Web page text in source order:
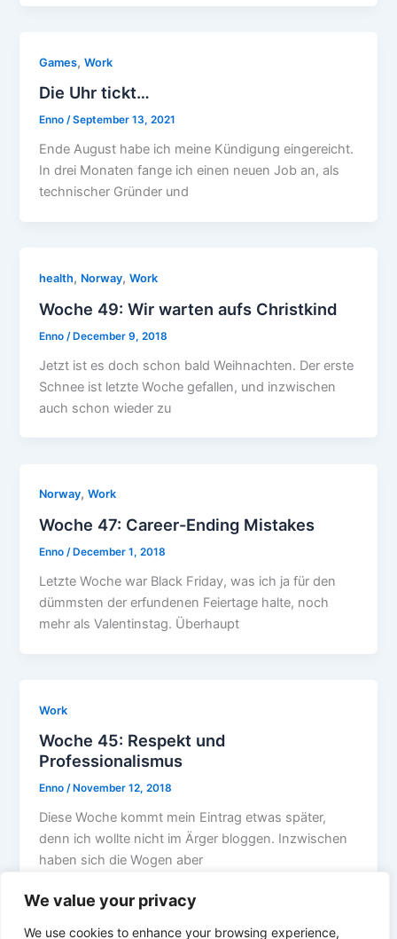
We value your privacy
We use cookies to enhance your browsing experience,
Games,Work
Die Uhr tickt…
Enno/September 13, 2021
Ende August habe ich meine Kündigung eingereicht.
In drei Monaten fange ich einen neuen Job an, als
technischer Gründer und
health, Norway,Work
Woche 49: Wir warten aufs Christkind
Enno /December 9, 2018
Jetzt ist es doch schon bald Weihnachten. Der erste
Schnee ist letzte Woche gefallen, und inzwischen
auch schon wieder zu
Norway,Work
Woche 47: Career-Ending Mistakes
Enno/ December 1, 2018
Letzte Woche war Black Friday, was ich ja für den
dümmsten der erfundenen Feiertage halte, noch
mehr als Valentinstag. Überhaupt
Work
Woche 45: Respekt und
Professionalismus
Enno/ November 12, 2018
Diese Woche kommt mein Eintrag etwas später,
denn ich wollte nicht im Ärger bloggen. Inzwischen
haben sich die Wogen aber